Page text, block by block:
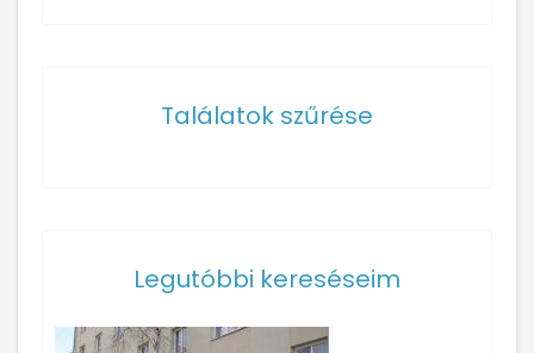
Találatok szűrése
Legutóbbi kereséseim